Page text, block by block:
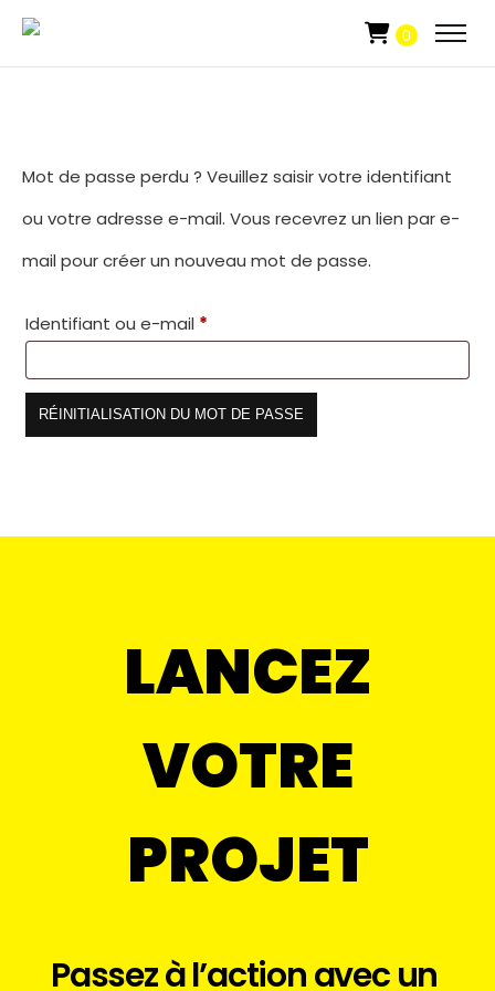
0
Mot de passe perdu ? Veuillez saisir votre identifiant
ou votre adresse e-mail. Vous recevrez un lien par e-
mail pour créer un nouveau mot de passe.
Identifiant ou e-mail *
RÉINITIALISATION DU MOT DE PASSE
LANCEZ
VOTRE
PROJET
Passezàl’actionavecun